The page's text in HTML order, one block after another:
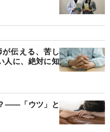
伝える、苦し
人に、絶対に知
――「ウツ」と